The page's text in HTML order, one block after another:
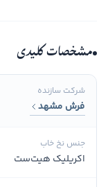
مشخصات کلیدی
شرکت سازنده
فرش مشهد
جنس نخ خاب
اکریلیک هیت‌ست